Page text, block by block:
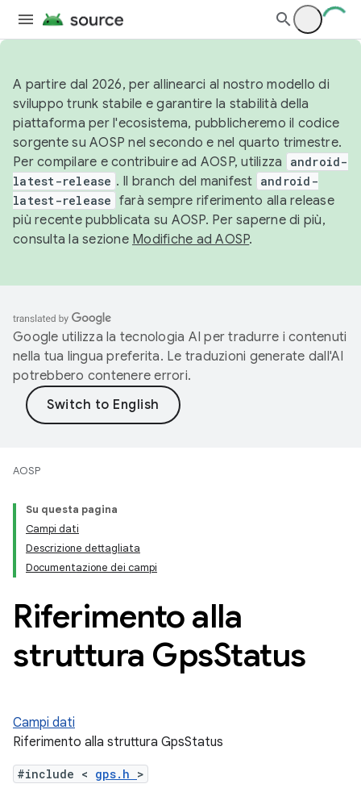
A partire dal 2026, per allinearci al nostro modello di
sviluppo trunk stabile e garantire la stabilità della
piattaforma per l'ecosistema, pubblicheremo il codice
sorgente su AOSP nel secondo e nel quarto trimestre.
Per compilare e contribuire ad AOSP, utilizza
android-
latest-release . Il branch del manifest android-
latest-release farà sempre riferimento alla release
più recente pubblicata su AOSP. Per saperne di più,
consulta la sezione Modifiche ad AOSP.
Google utilizza la tecnologia AI per tradurre i contenuti
nella tua lingua preferita. Le traduzioni generate dall'AI
potrebbero contenere errori.
AOSP
Su questa pagina
Campi dati
Descrizione dettagliata
Documentazione dei campi
Riferimento alla
struttura GpsStatus
Campi dati
Riferimento alla struttura GpsStatus
#include < gps.h >